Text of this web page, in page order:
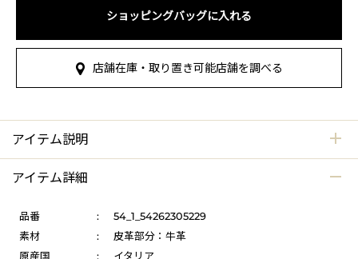
ショッピングバッグに入れる
店舗在庫・取り置き可能店舗を調べる
アイテム説明
アイテム詳細
品番 :
54_1_54262305229
素材
:
皮革部分：牛革
原産国
:
イタリア